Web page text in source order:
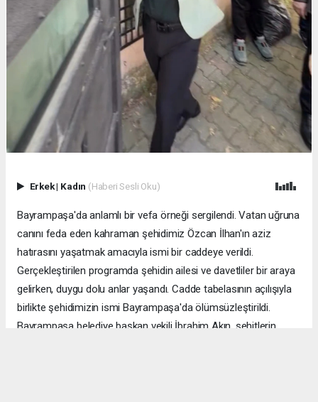
Erkek| Kadın (Haberi Sesli Oku)
Bayrampaşa'da anlamlı bir vefa örneği sergilendi. Vatan uğruna
canını feda eden kahraman şehidimiz Özcan İlhan'ın aziz
hatırasını yaşatmak amacıyla ismi bir caddeye verildi.
Gerçekleştirilen programda şehidin ailesi ve davetliler bir araya
gelirken, duygu dolu anlar yaşandı. Cadde tabelasının açılışıyla
birlikte şehidimizin ismi Bayrampaşa'da ölümsüzleştirildi.
Bayrampaşa belediye başkan vekili İbrahim Akın, şehitlerin